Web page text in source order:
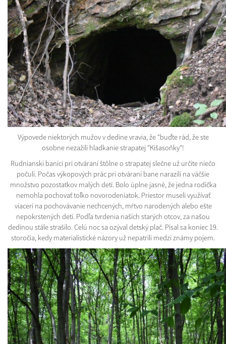
Výpovede niektorých mužov v dedine vravia, že "buďte rád, že ste
osobne nezažili hladkanie strapatej "Kišasoňky"!
Rudnianski baníci pri otváraní štôlne o strapatej slečne už určite niečo
počuli. Počas výkopových prác pri otváraní bane narazili na väčšie
množstvo pozostatkov malých detí. Bolo úplne jasné, že jedna rodička
nemohla pochovať toľko novorodeniatok. Priestor museli využívať
viacerí na pochovávanie nechcených, mŕtvo narodených alebo ešte
nepokrstených detí. Podľa tvrdenia naších starých otcov, za našou
dedinou stále strašilo. Celú noc sa ozýval detský plač. Písal sa koniec 19.
storočia, kedy materialistické názory už nepatrili medzi známy pojem.